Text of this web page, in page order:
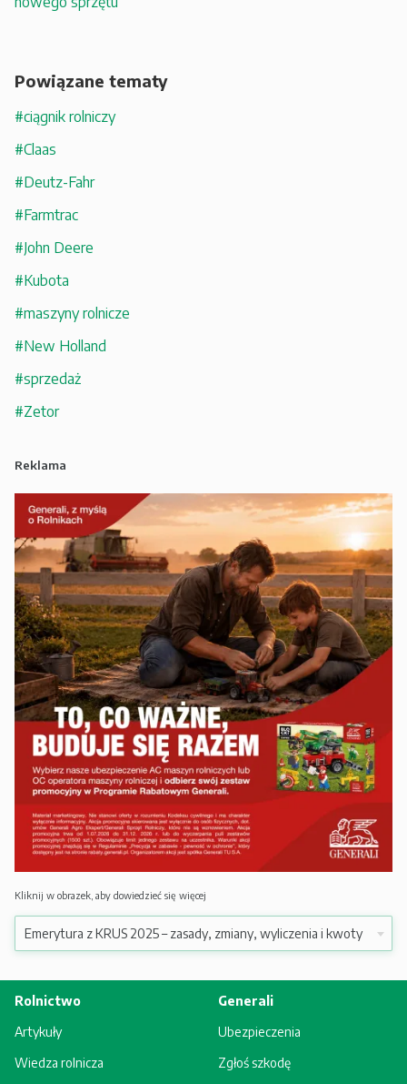
Powiązane tematy
#ciągnik rolniczy
#Claas
#Deutz-Fahr
#Farmtrac
#John Deere
#Kubota
#maszyny rolnicze
#New Holland
#sprzedaż
#Zetor
Reklama
Kliknij w obrazek, aby dowiedzieć się więcej
Rolnictwo
Artykuły
Wiedza rolnicza
Generali
Ubezpieczenia
Zgłoś szkodę